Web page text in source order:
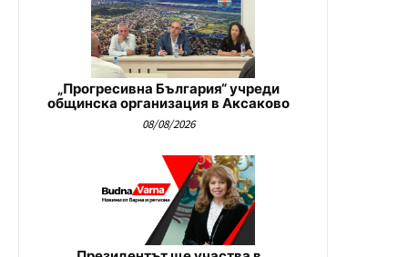
„Прогресивна България“ учреди
общинска организация в Аксаково
08/08/2026